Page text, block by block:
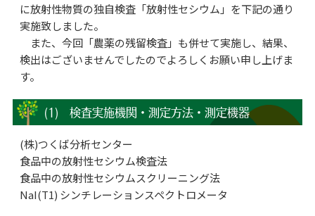
に放射性物質の独自検査「放射性セシウム」を下記の通り
実施致しました。
また、今回「農薬の残留検査」も併せて実施し、結果、
検出はございませんでしたのでよろしくお願い申し上げま
す。
(1) 検査実施機関・測定方法・測定機器
(株)つくば分析センター
食品中の放射性セシウム検査法
食品中の放射性セシウムスクリーニング法
NaI(T1) シンチレーションスペクトロメータ